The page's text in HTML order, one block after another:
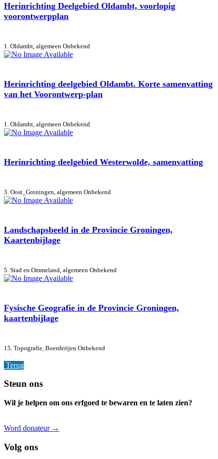
Herinrichting Deelgebied Oldambt, voorlopig
voorontwerpplan
1. Oldambt, algemeen Onbekend
Herinrichting deelgebied Oldambt. Korte samenvatting
van het Voorontwerp-plan
1. Oldambt, algemeen Onbekend
Herinrichting deelgebied Westerwolde, samenvatting
3. Oost_Groningen, algemeen Onbekend
Landschapsbeeld in de Provincie Groningen,
Kaartenbijlage
5. Stad en Ommeland, algemeen Onbekend
Fysische Geografie in de Provincie Groningen,
kaartenbijlage
15. Topografie, Boerderijen Onbekend
Terug
Footer
Steun ons
Wil je helpen om ons erfgoed te bewaren en te laten zien?
Word donateur →
Volg ons